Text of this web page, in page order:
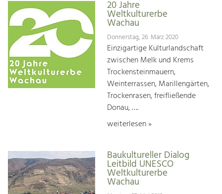
20 Jahre
Weltkulturerbe
Wachau
Donnerstag, 26. März 2020
Einzigartige Kulturlandschaft
zwischen Melk und Krems
Trockensteinmauern,
Weinterrassen, Marillengärten,
Trockenrasen, freifließende
Donau, ….
weiterlesen »
Baukultureller Dialog
Leitbild UNESCO
Weltkulturerbe
Wachau